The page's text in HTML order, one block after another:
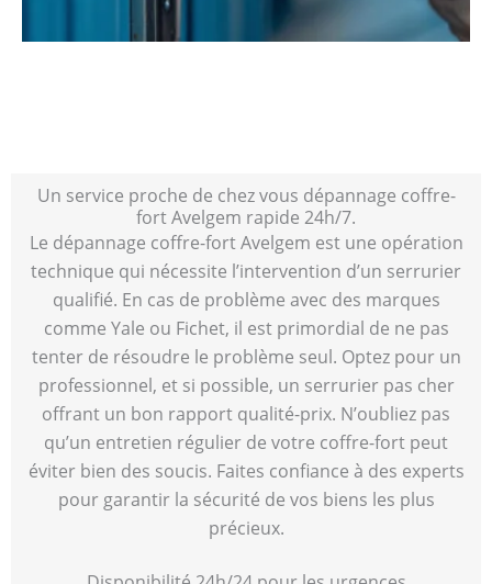
Un service proche de chez vous dépannage coffre-
fort Avelgem rapide 24h/7.
Le dépannage coffre-fort Avelgem est une opération
technique qui nécessite l’intervention d’un serrurier
qualifié. En cas de problème avec des marques
comme Yale ou Fichet, il est primordial de ne pas
tenter de résoudre le problème seul. Optez pour un
professionnel, et si possible, un serrurier pas cher
offrant un bon rapport qualité-prix. N’oubliez pas
qu’un entretien régulier de votre coffre-fort peut
éviter bien des soucis. Faites confiance à des experts
pour garantir la sécurité de vos biens les plus
précieux.